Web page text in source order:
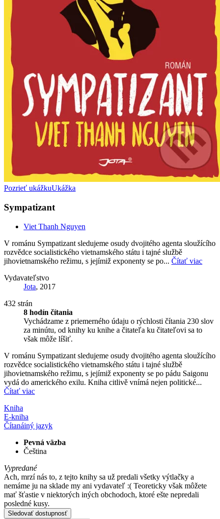
Pozrieť ukážkuUkážka
Sympatizant
Viet Thanh Nguyen
V románu Sympatizant sledujeme osudy dvojitého agenta sloužícího
rozvědce socialistického vietnamského státu i tajné službě
jihovietnamského režimu, s jejímiž exponenty se po... Čítať viac
Vydavateľstvo
Jota, 2017
432 strán
8 hodín čítania
Vychádzame z priemerného údaju o rýchlosti čítania 230 slov
za minútu, od knihy ku knihe a čitateľa ku čitateľovi sa to
však môže líšiť.
V románu Sympatizant sledujeme osudy dvojitého agenta sloužícího
rozvědce socialistického vietnamského státu i tajné službě
jihovietnamského režimu, s jejímiž exponenty se po pádu Saigonu
vydá do amerického exilu. Kniha citlivě vnímá nejen politické...
Čítať viac
Kniha
E-kniha
Čítanáiný jazyk
Pevná väzba
Čeština
Vypredané
Ach, mrzí nás to, z tejto knihy sa už predali všetky výtlačky a
nemáme ju na sklade my ani vydavateľ :( Teoreticky však môžete
mať šťastie v niektorých iných obchodoch, ktoré ešte nepredali
posledné kusy.
Sledovať dostupnosť